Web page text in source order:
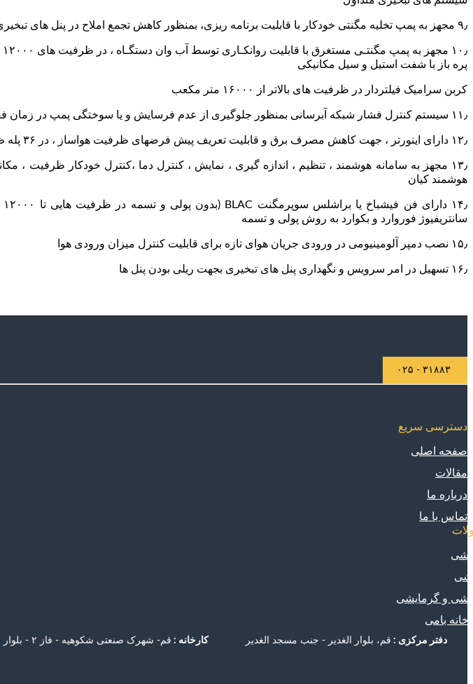
۹٫ مجهز به پمپ تخلیه مگنتی خودکار با قابلیت برنامه ریزی، بمنظور کاهش تجمع املاح در پنل های تبخیری و شبکه آبرسانی
پره باز با شفت استیل و سیل مکانیکی
کربن سرامیک فیلتردار در ظرفیت های بالاتر از ۱۶۰۰۰ متر مکعب
۱۱٫ سیستم کنترل فشار شبکه آبرسانی بمنظور جلوگیری از عدم فرسایش و یا سوختگی پمپ در زمان فقدان آب
۱۲٫ دارای اینورتر ، جهت کاهش مصرف برق و قابلیت تعریف پیش فرضهای ظرفیت هواساز ، در ۳۶ پله ظرفیتی و نیز کنترل ظرفیت با دقت ۱/۰ سانتیگراد
هوشمند کیان
سانتریفیوژ فوروارد و بکوارد به روش پولی و تسمه
۱۵٫ نصب دمپر آلومینیومی در ورودی جریان هوای تازه برای قابلیت کنترل میزان ورودی هوا
۱۶٫ تسهیل در امر سرویس و نگهداری پنل های تبخیری بجهت ریلی بودن پنل ها
۳۱۸۸۳ - ۰۲۵
دسترسی سریع
صفحه اصلی
مقالات
درباره ما
تماس با ما
و گرمایشی
خانه بامی
دفتر مرکزی : قم، بلوار الغدیر - جنب مسجد الغدیر کارخانه : قم- شهرک صنعتی شکوهیه - فاز ۲ - بلوار بروجردی - خیابان کلاهدوز ۵